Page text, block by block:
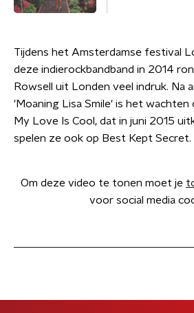
Tijdens het Amsterdamse festival
deze indierockbandband in 2014
Rowsell uit Londen veel indruk. Na
'Moaning Lisa Smile' is het wachten
My Love Is Cool, dat in juni 2015
spelen ze ook op Best Kept Secret.
Om deze video te tonen moet je
voor social media